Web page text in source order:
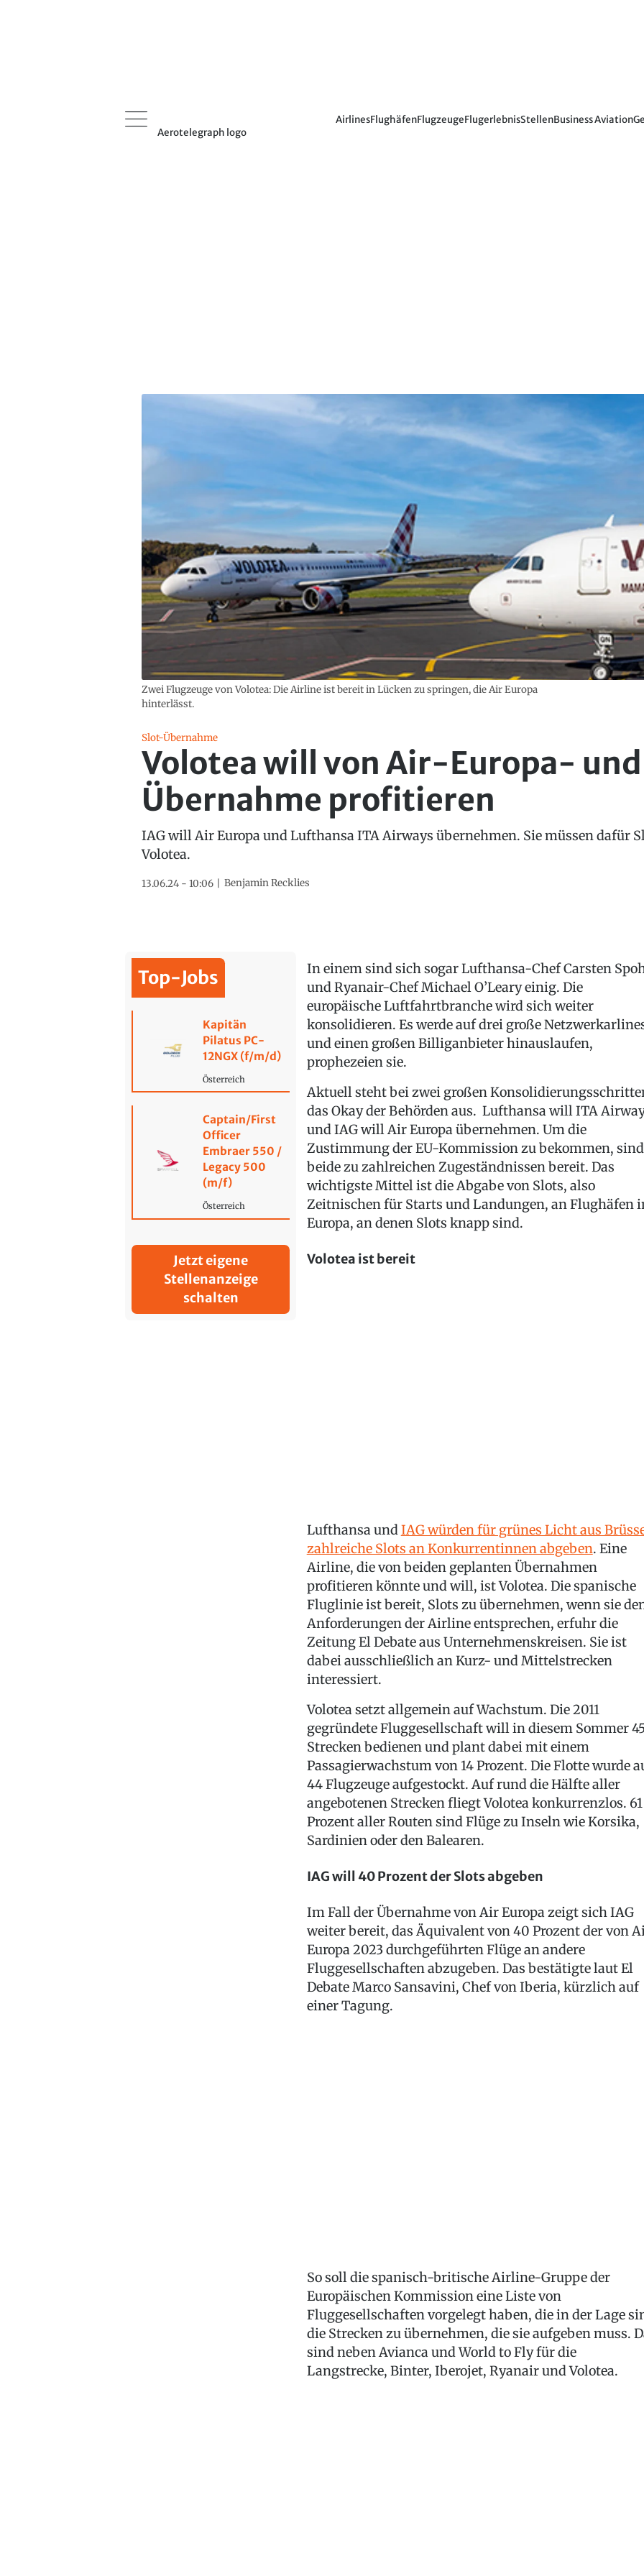
Aerotelegraph logo
AirlinesFlughäfenFlugzeugeFlugerlebnisStellenBusiness Aviation
Zwei Flugzeuge von Volotea: Die Airline ist bereit in Lücken zu springen, die Air Europa
hinterlässt.
Slot-Übernahme
Volotea will von Air-Europa-
Übernahme profitieren
IAG will Air Europa und Lufthansa ITA Airways übernehmen. Sie müssen dafür
Volotea.
13.06.24 - 10:06 Benjamin Recklies
Top-Jobs
Kapitän
Pilatus PC-
12NGX (f/m/d)
Österreich
Captain/First
Officer
Embraer 550 /
Legacy 500
(m/f)
Österreich
Jetzt eigene
Stellenanzeige
schalten
In einem sind sich sogar Lufthansa-Chef Carsten
und Ryanair-Chef Michael O’Leary einig. Die
europäische Luftfahrtbranche wird sich weiter
konsolidieren. Es werde auf drei große
und einen großen Billiganbieter hinauslaufen,
prophezeien sie.
Aktuell steht bei zwei großen
das Okay der Behörden aus. Lufthansa will ITA
und IAG will Air Europa übernehmen. Um die
Zustimmung der EU-Kommission zu bekommen, sind
beide zu zahlreichen Zugeständnissen bereit. Das
wichtigste Mittel ist die Abgabe von Slots, also
Zeitnischen für Starts und Landungen, an Flughäfen
Europa, an denen Slots knapp sind.
Volotea ist bereit
Lufthansa undIAG würden für grünes Licht aus
zahlreiche Slots an Konkurrentinnen abgeben. Eine
Airline, die von beiden geplanten Übernahmen
profitieren könnte und will, ist Volotea. Die spanische
Fluglinie ist bereit, Slots zu übernehmen, wenn sie
Anforderungen der Airline entsprechen, erfuhr die
Zeitung El Debate aus Unternehmenskreisen. Sie ist
dabei ausschließlich an Kurz- und Mittelstrecken
interessiert.
Volotea setzt allgemein auf Wachstum. Die 2011
gegründete Fluggesellschaft will in diesem Sommer
Strecken bedienen und plant dabei mit einem
Passagierwachstum von 14 Prozent. Die Flotte wurde
44 Flugzeuge aufgestockt. Auf rund die Hälfte aller
angebotenen Strecken fliegt Volotea konkurrenzlos. 61
Prozent aller Routen sind Flüge zu Inseln wie Korsika,
Sardinien oder den Balearen.
IAG will 40 Prozent der Slots abgeben
Im Fall der Übernahme von Air Europa zeigt sich IAG
weiter bereit, das Äquivalent von 40 Prozent der von
Europa 2023 durchgeführten Flüge an andere
Fluggesellschaften abzugeben. Das bestätigte laut El
Debate Marco Sansavini, Chef von Iberia, kürzlich auf
einer Tagung.
So soll die spanisch-britische Airline-Gruppe der
Europäischen Kommission eine Liste von
Fluggesellschaften vorgelegt haben, die in der Lage
die Strecken zu übernehmen, die sie aufgeben muss.
sind neben Avianca und World to Fly für die
Langstrecke, Binter, Iberojet, Ryanair und Volotea.